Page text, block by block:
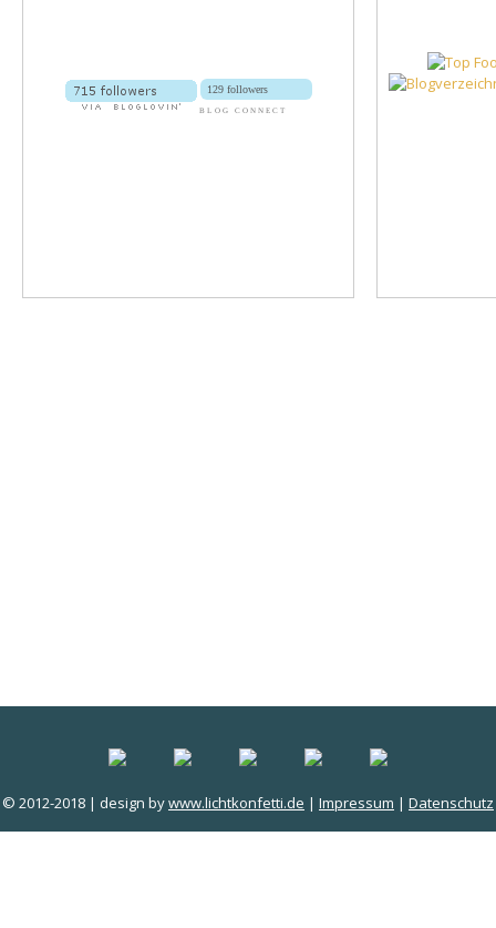
129 followers
BLOG CONNECT
© 2012-2018 | design bywww.lichtkonfetti.de | Impressum | Datenschutz